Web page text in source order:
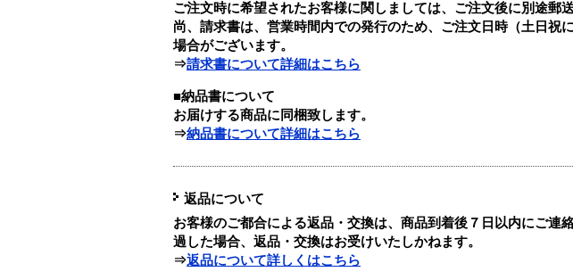
ご注文時に希望されたお客様に関しましては、ご注文後に別途郵
尚、請求書は、営業時間内での発行のため、ご注文日時（土日祝
場合がございます。
⇒請求書について詳細はこちら
■納品書について
お届けする商品に同梱致します。
⇒納品書について詳細はこちら
返品について
お客様のご都合による返品・交換は、商品到着後７日以内にご連
過した場合、返品・交換はお受けいたしかねます。
⇒返品について詳しくはこちら